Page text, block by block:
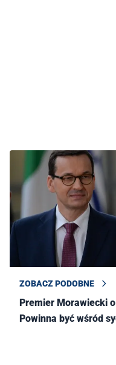
ZOBACZ PODOBNE
Premier Morawiecki
Powinna być wśród